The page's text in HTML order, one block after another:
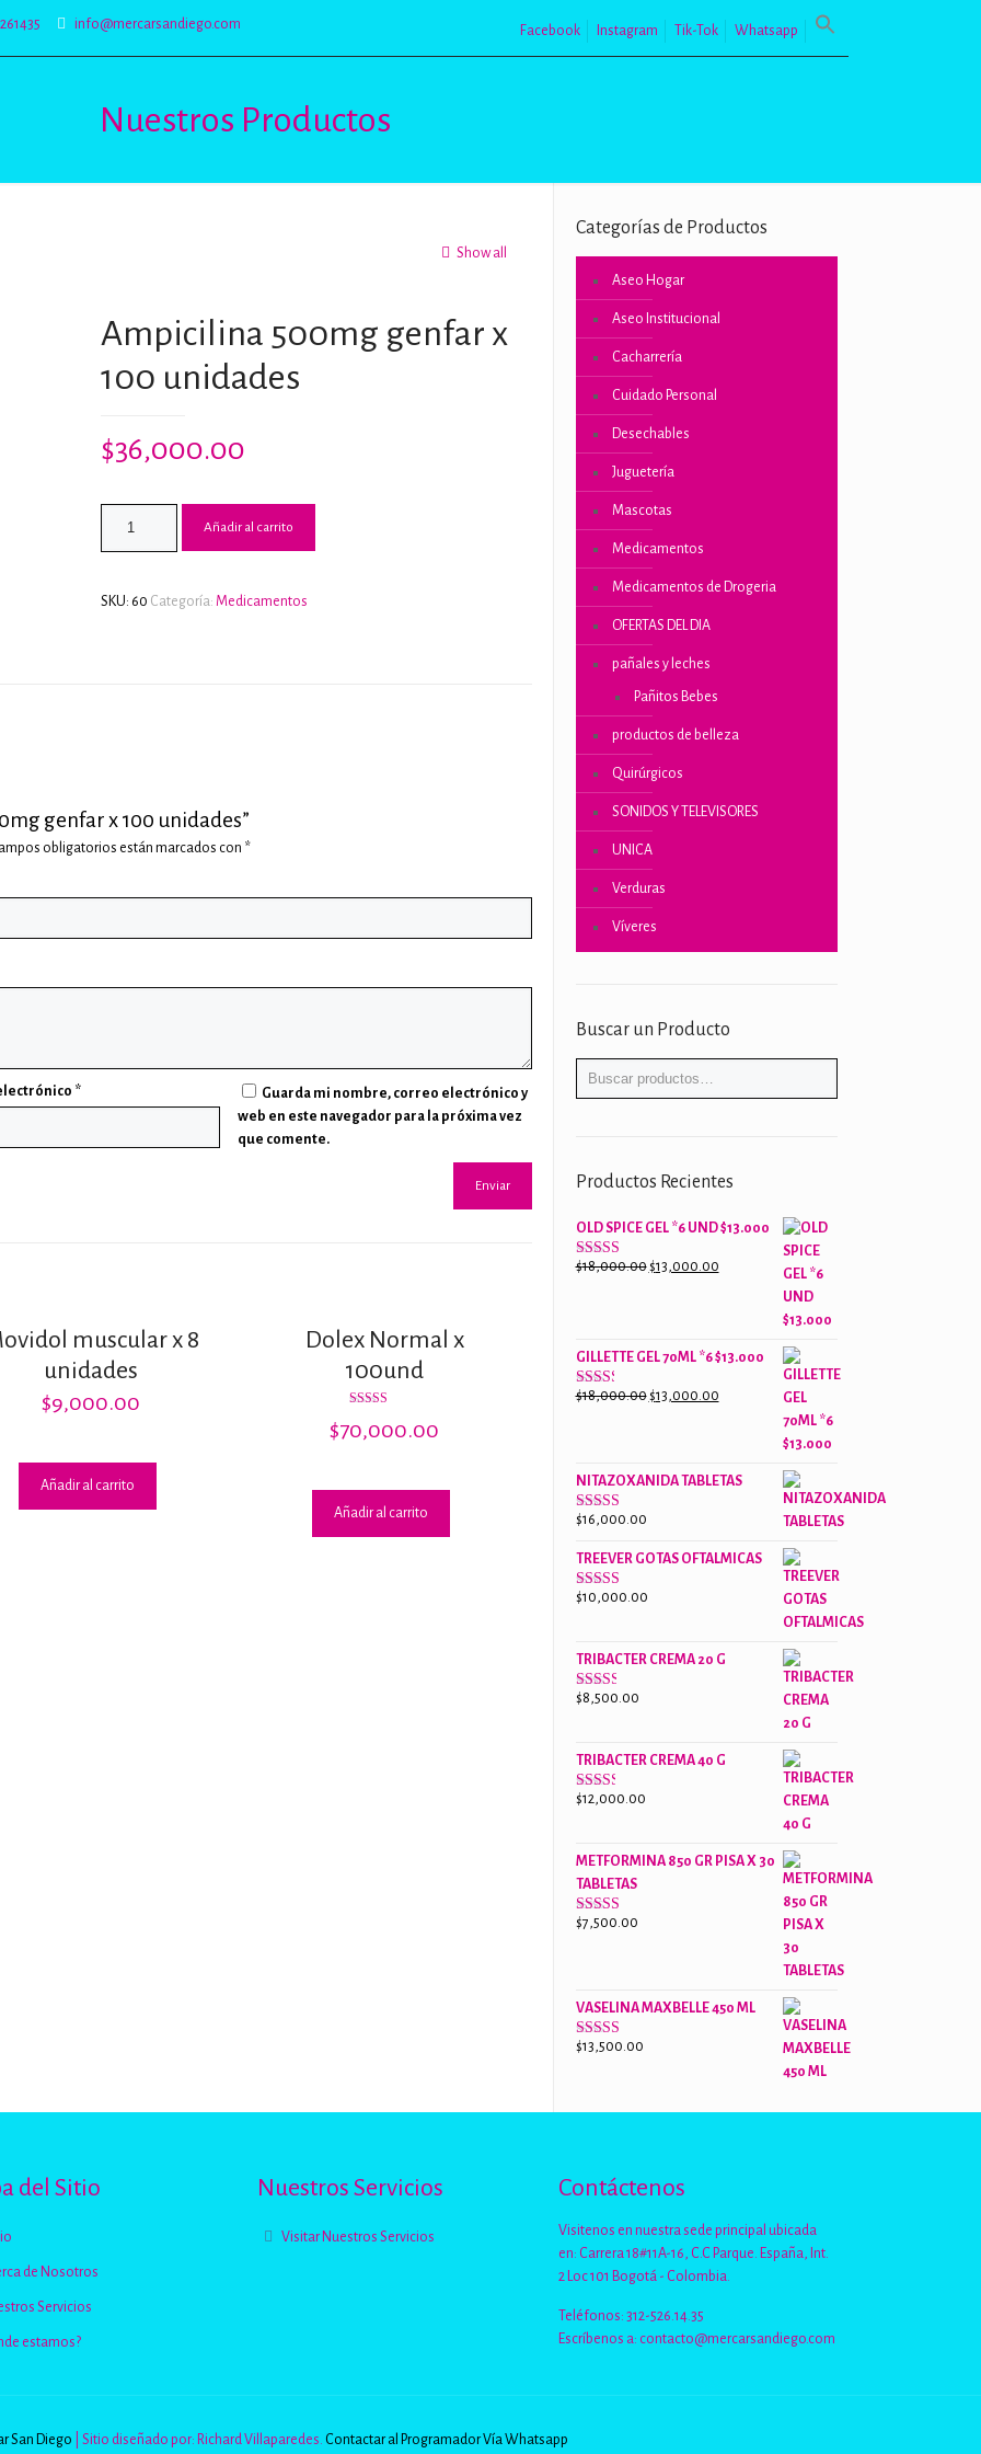
info@mercarsandiego.com Facebook Instagram Tik-Tok Whatsapp
Nuestros Productos
Show all
Ampicilina 500mg genfar x
100 unidades
$36,000.00
Añadir al carrito
SKU: 60 Categoría: Medicamentos
genfar x 100 unidades”
obligatorios están marcados con *
*
Guarda mi nombre, correo electrónico y
web en este navegador para la próxima vez
que comente.
muscular x 8
unidades
$9,000.00
Añadir al carrito
Dolex Normal x
100und
con
3.00
$70,000.00
Añadir al carrito
Categorías de Productos
Aseo Hogar
Aseo Institucional
Cacharrería
Cuidado Personal
Desechables
Juguetería
Mascotas
Medicamentos
Medicamentos de Drogeria
OFERTAS DEL DIA
pañales y leches
Pañitos Bebes
productos de belleza
Quirúrgicos
SONIDOS Y TELEVISORES
UNICA
Verduras
Víveres
Buscar un Producto
Productos Recientes
OLD SPICE GEL *6 UND $13.000
Valorado
$18,000.00 El
$18,000.00.
$13,000.00El
$13,000.00.
GILLETTE GEL 70ML *6 $13.000
Valorado
$18,000.00 El
$18,000.00.
$13,000.00El
$13,000.00.
NITAZOXANIDA TABLETAS
Valorado
2.61
de 5
$16,000.00
TREEVER GOTAS OFTALMICAS
Valorado
$10,000.00
TRIBACTER CREMA 20 G
Valorado
$8,500.00
TRIBACTER CREMA 40 G
Valorado
$12,000.00
METFORMINA 850 GR PISA X 30
TABLETAS
Valorado
$7,500.00
VASELINA MAXBELLE 450 ML
Valorado
$13,500.00
del Sitio
de Nosotros
Servicios
estamos?
Nuestros Servicios
Visitar Nuestros Servicios
Contáctenos
Visitenos en nuestra sede principal ubicada
en: Carrera 18#11A-16, C.C Parque. España, Int.
2 Loc 101 Bogotá - Colombia.
Teléfonos: 312-526.14.35
Escríbenos a: contacto@mercarsandiego.com
San Diego | Sitio diseñado por: Richard Villaparedes. Contactar al Programador Vía Whatsapp